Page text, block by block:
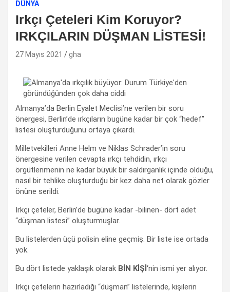
DÜNYA
Irkçı Çeteleri Kim Koruyor?
IRKÇILARIN DÜŞMAN LİSTESİ!
27 Mayıs 2021 gha
Almanya’da Berlin Eyalet Meclisi’ne verilen bir soru
önergesi, Berlin’de ırkçıların bugüne kadar bir çok “hedef”
listesi oluşturduğunu ortaya çıkardı.
Milletvekilleri Anne Helm ve Niklas Schrader’in soru
önergesine verilen cevapta ırkçı tehdidin, ırkçı
örgütlenmenin ne kadar büyük bir saldırganlık içinde olduğu,
nasıl bir tehlike oluşturduğu bir kez daha net olarak gözler
önüne serildi.
Irkçı çeteler, Berlin’de bugüne kadar -bilinen- dört adet
“düşman listesi” oluşturmuşlar.
Bu listelerden üçü polisin eline geçmiş. Bir liste ise ortada
yok.
Bu dört listede yaklaşık olarak BİN KİŞİ‘nin ismi yer alıyor.
Irkçı çetelerin hazırladığı “düşman” listelerinde, kişilerin